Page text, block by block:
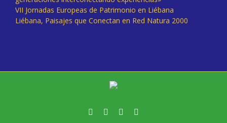
VII Jornadas Europeas de Patrimonio en Liébana
Liébana, Paisajes que Conectan en Red Natura 2000
Facebook
TwitterInstagram